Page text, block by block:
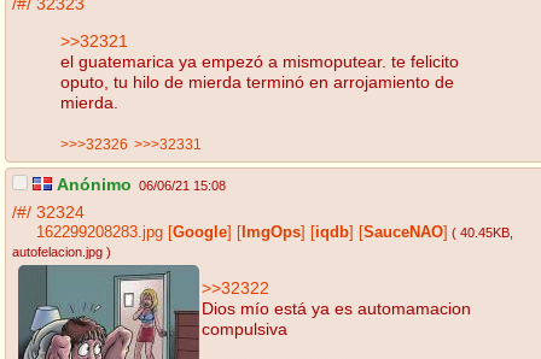
>>32321
el guatemarica ya empezó a mismoputear. te felicito
oputo, tu hilo de mierda terminó en arrojamiento de
mierda.
>>>32326 >>>32331
Anónimo 06/06/21 15:08
/#/ 32324
162299208283.jpg Google ImgOps iqdb SauceNAO ( 40.45KB,
autofelacion.jpg )
>>32322
Dios mío está ya es automamacion
compulsiva